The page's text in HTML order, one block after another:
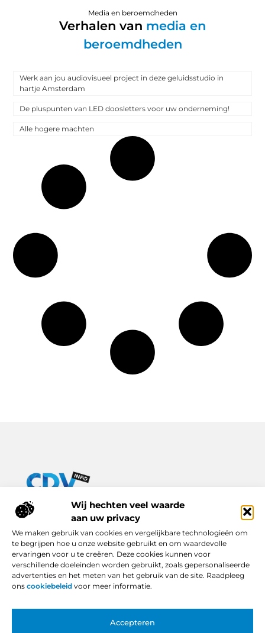
Wij hechten veel waarde
aan uw privacy
We maken gebruik van cookies en vergelijkbare technologieën om
te begrijpen hoe u onze website gebruikt en om waardevolle
ervaringen voor u te creëren. Deze cookies kunnen voor
verschillende doeleinden worden gebruikt, zoals gepersonaliseerde
advertenties en het meten van het gebruik van de site. Raadpleeg
ons cookiebeleid voor meer informatie.
Accepteren
Media en beroemdheden
Verhalen van media en
beroemdheden
Werk aan jou audiovisueel project in deze geluidsstudio in
hartje Amsterdam
De pluspunten van LED doosletters voor uw onderneming!
Alle hogere machten
Van praktische tips tot inspirerende verhalen – alles op Cdv-
Ontdek een breed scala aan blogs en artikelen die je dagelijks
leven verrijken, van handige adviezen tot boeiende inzichten.
Bericht categorie
Onze informatie